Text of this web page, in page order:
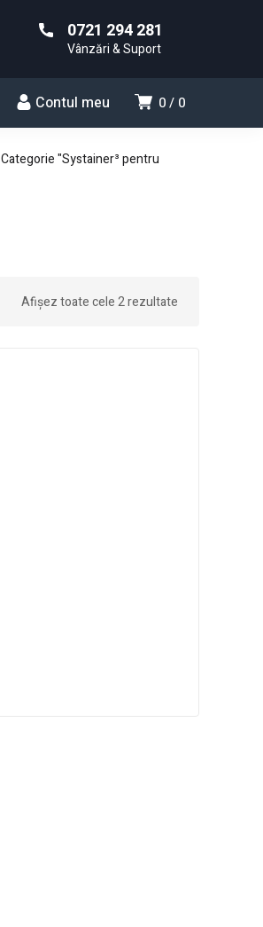
0721 294 281
Vânzări & Suport
0 0
Contul meu
Categorie "Systainer³ pentru
Afișez toate cele 2 rezultate